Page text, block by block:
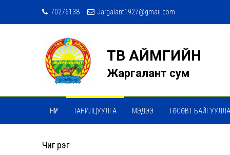
70276138 Jargalant1927@gmail.com
ТӨВ АЙМГИЙН
Жаргалант сум
НҮҮР ТАНИЛЦУУЛГА МЭДЭЭ ТӨСӨВТ
Чиг үүрэг